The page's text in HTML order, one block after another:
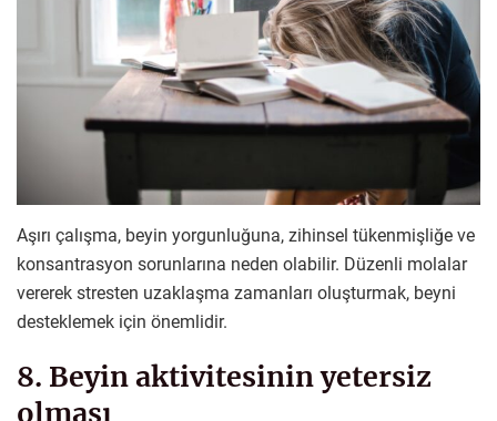
Aşırı çalışma, beyin yorgunluğuna, zihinsel tükenmişliğe ve
konsantrasyon sorunlarına neden olabilir. Düzenli molalar
vererek stresten uzaklaşma zamanları oluşturmak, beyni
desteklemek için önemlidir.
8. Beyin aktivitesinin yetersiz
olması